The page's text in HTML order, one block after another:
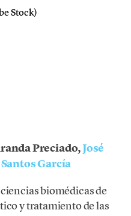
Stock)
Preciado,José
García
biomédicas de
y tratamiento de las